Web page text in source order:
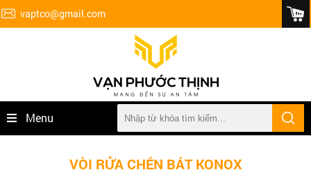
vaptco@gmail.com
Menu
VÒI RỬA CHÉN BÁT KONOX